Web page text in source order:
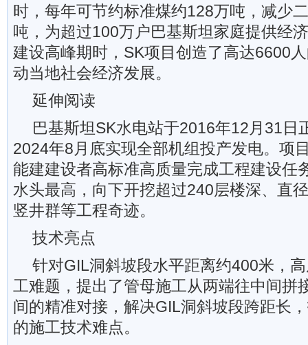
时，每年可节约标准煤约128万吨，减少
吨，为超过100万户巴基斯坦家庭提供经
建设高峰期时，SK项目创造了高达6600
动当地社会经济发展。
延伸阅读
巴基斯坦SK水电站于2016年12月31日
2024年8月底实现全部机组投产发电。项
能建建设者高标准高质量完成工程建设任
水头最高，向下开挖超过240层楼深、直
竖井群等工程奇迹。
技术亮点
针对GIL洞斜坡段水平距离约400米，
工难题，提出了管母施工从两端往中间拼
间的精准对接，解决GIL洞斜坡段跨距长
的施工技术难点。